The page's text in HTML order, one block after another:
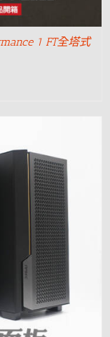
1 FT全塔式